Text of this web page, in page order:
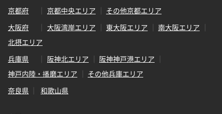
京都府
京都中央エリア
その他京都エリア
大阪府
大阪湾岸エリア 東大阪エリア
南大阪エリア
北摂エリア
兵庫県
阪神北エリア
阪神神戸港エリア
神戸内陸・播磨エリア
その他兵庫エリア
奈良県
和歌山県